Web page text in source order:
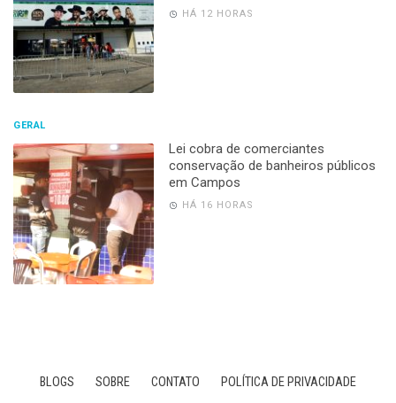
HÁ 12 HORAS
GERAL
Lei cobra de comerciantes
conservação de banheiros públicos
em Campos
HÁ 16 HORAS
BLOGS SOBRE CONTATO
POLÍTICA DE PRIVACIDADE